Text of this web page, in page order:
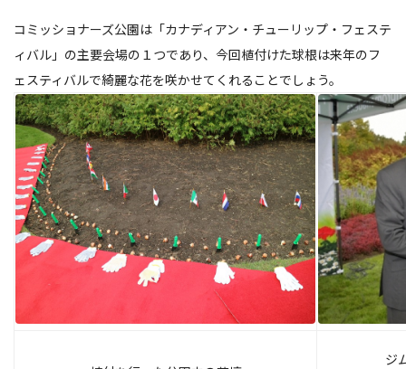
コミッショナーズ公園は「カナディアン・チューリップ・フェステ
ィバル」の主要会場の１つであり、今回植付けた球根は来年のフ
ェスティバルで綺麗な花を咲かせてくれることでしょう。
ジ